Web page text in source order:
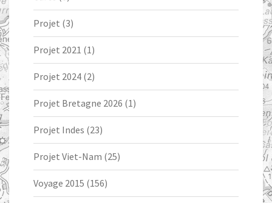
Projet (3)
Projet 2021 (1)
Projet 2024 (2)
Projet Bretagne 2026 (1)
Projet Indes (23)
Projet Viet-Nam (25)
Voyage 2015 (156)